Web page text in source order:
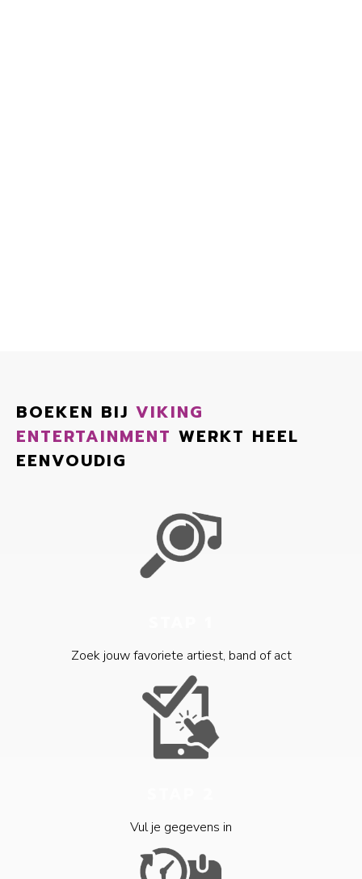
BOEKEN BIJ VIKING
ENTERTAINMENT WERKT HEEL
EENVOUDIG
Zoek jouw favoriete artiest, band of act
Vul je gegevens in